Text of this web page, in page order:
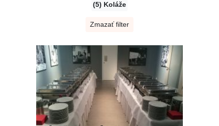
(5) Koláže
Zmazať filter